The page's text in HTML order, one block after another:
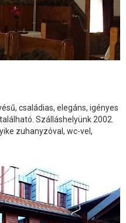
családias, elegáns, igényes
Szálláshelyünk 2002.
zuhanyzóval, wc-vel,